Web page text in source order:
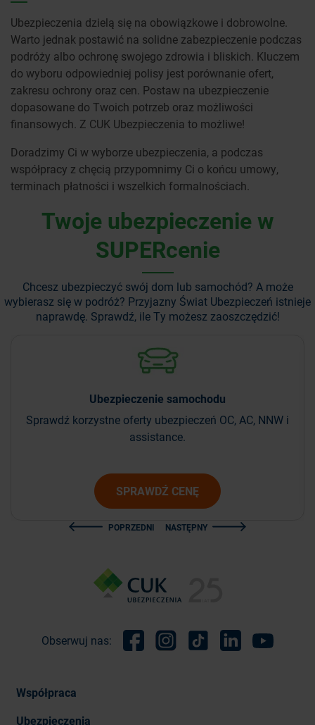
Ubezpieczenia dzielą się na obowiązkowe i dobrowolne.
Warto jednak postawić na solidne zabezpieczenie podczas
podróży albo ochronę swojego zdrowia i bliskich. Kluczem
do wyboru odpowiedniej polisy jest porównanie ofert,
zakresu ochrony oraz cen. Postaw na ubezpieczenie
dopasowane do Twoich potrzeb oraz możliwości
finansowych. Z CUK Ubezpieczenia to możliwe!
Doradzimy Ci w wyborze ubezpieczenia, a podczas
współpracy z chęcią przypomnimy Ci o końcu umowy,
terminach płatności i wszelkich formalnościach.
Twoje ubezpieczenie w
SUPERcenie
Chcesz ubezpieczyć swój dom lub samochód? A może
wybierasz się w podróż? Przyjazny Świat Ubezpieczeń istnieje
naprawdę. Sprawdź, ile Ty możesz zaoszczędzić!
Ubezpieczenie samochodu
Sprawdź korzystne oferty ubezpieczeń OC, AC, NNW i
assistance.
SPRAWDŹ CENĘ
POPRZEDNI NASTĘPNY
Obserwuj nas:
Współpraca
Ubezpieczenia